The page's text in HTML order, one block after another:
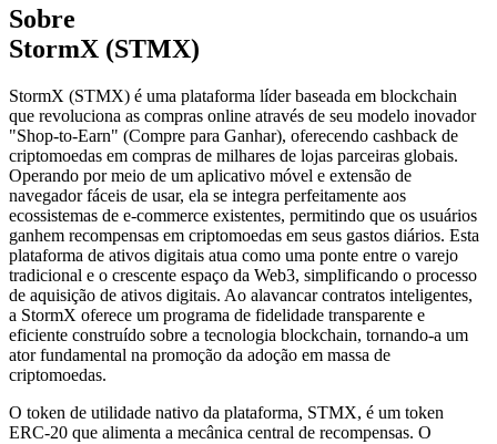
Sobre
StormX (STMX)
StormX (STMX) é uma plataforma líder baseada em blockchain
que revoluciona as compras online através de seu modelo inovador
"Shop-to-Earn" (Compre para Ganhar), oferecendo cashback de
criptomoedas em compras de milhares de lojas parceiras globais.
Operando por meio de um aplicativo móvel e extensão de
navegador fáceis de usar, ela se integra perfeitamente aos
ecossistemas de e-commerce existentes, permitindo que os usuários
ganhem recompensas em criptomoedas em seus gastos diários. Esta
plataforma de ativos digitais atua como uma ponte entre o varejo
tradicional e o crescente espaço da Web3, simplificando o processo
de aquisição de ativos digitais. Ao alavancar contratos inteligentes,
a StormX oferece um programa de fidelidade transparente e
eficiente construído sobre a tecnologia blockchain, tornando-a um
ator fundamental na promoção da adoção em massa de
criptomoedas.
O token de utilidade nativo da plataforma, STMX, é um token
ERC-20 que alimenta a mecânica central de recompensas. O